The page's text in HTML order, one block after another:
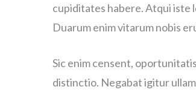
cupiditates habere. Atqui iste
Duarum enim vitarum nobis
Sic enim censent,
distinctio. Negabat igitur